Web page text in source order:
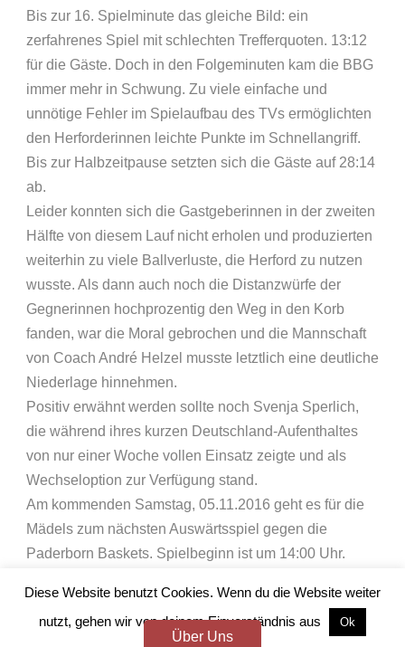
Über Uns
Bis zur 16. Spielminute das gleiche Bild: ein
zerfahrenes Spiel mit schlechten Trefferquoten. 13:12
für die Gäste. Doch in den Folgeminuten kam die BBG
immer mehr in Schwung. Zu viele einfache und
unnötige Fehler im Spielaufbau des TVs ermöglichten
den Herforderinnen leichte Punkte im Schnellangriff.
Bis zur Halbzeitpause setzten sich die Gäste auf 28:14
ab.
Leider konnten sich die Gastgeberinnen in der zweiten
Hälfte von diesem Lauf nicht erholen und produzierten
weiterhin zu viele Ballverluste, die Herford zu nutzen
wusste. Als dann auch noch die Distanzwürfe der
Gegnerinnen hochprozentig den Weg in den Korb
fanden, war die Moral gebrochen und die Mannschaft
von Coach André Helzel musste letztlich eine deutliche
Niederlage hinnehmen.
Positiv erwähnt werden sollte noch Svenja Sperlich,
die während ihres kurzen Deutschland-Aufenthaltes
von nur einer Woche vollen Einsatz zeigte und als
Wechseloption zur Verfügung stand.
Am kommenden Samstag, 05.11.2016 geht es für die
Mädels zum nächsten Auswärtsspiel gegen die
Paderborn Baskets. Spielbeginn ist um 14:00 Uhr.
Für den TV Büren spielten: Judith Biermann, 2 Punkte;
Svenja Sperlich, 2 Punkte; Lea Sperlich, 2 Punkte;
Diese Website benutzt Cookies. Wenn du die Website weiter
nutzt, gehen wir von deinem Einverständnis aus
Ok